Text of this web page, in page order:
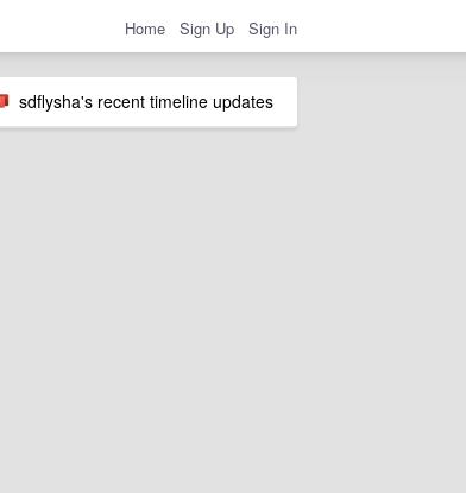
Home Sign Up Sign In
sdflysha's recent timeline updates